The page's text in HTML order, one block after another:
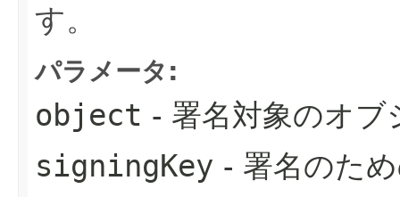
す。
パラメータ:
object - 署名対象のオブ
signingKey - 署名のた